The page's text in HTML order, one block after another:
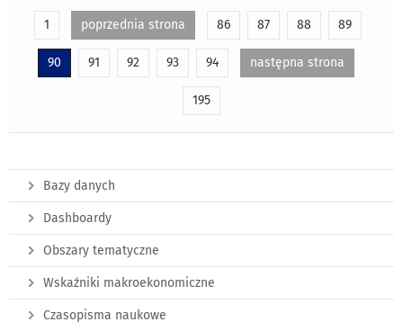
1 poprzednia strona 86 87 88 89
90 91 92 93 94 następna strona
195
Bazy danych
Dashboardy
Obszary tematyczne
Wskaźniki makroekonomiczne
Czasopisma naukowe